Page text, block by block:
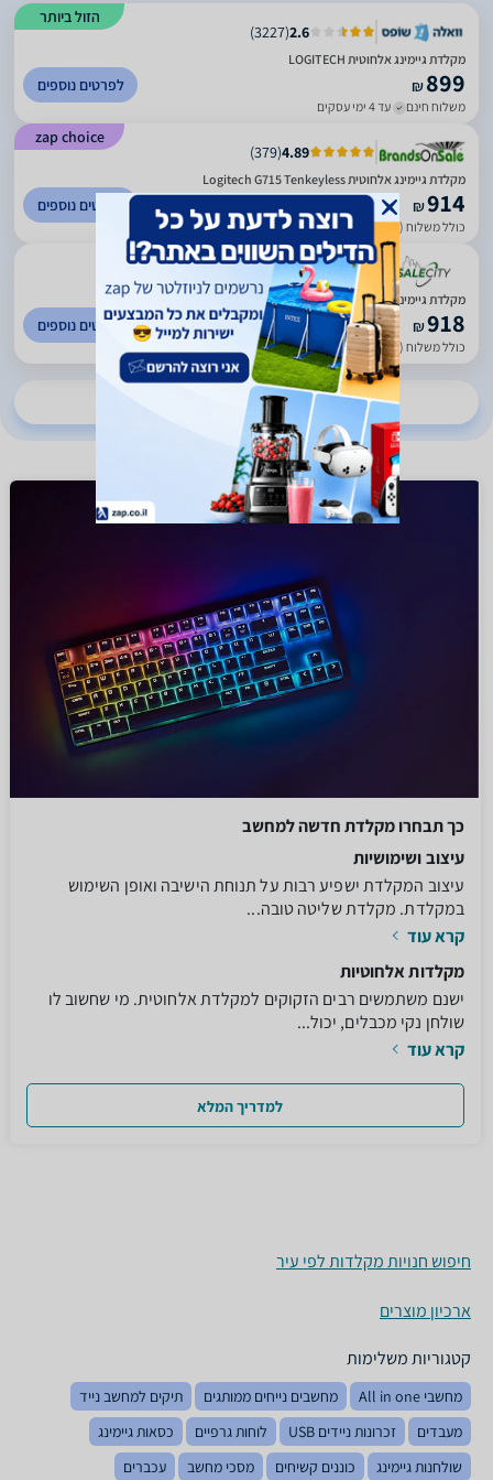
הזול ביותר
2.6
(
3227
)
מקלדת גיימינג אלחוטית LOGITECH
₪899
משלוח חינם עד 4 ימי עסקים
לפרטים נוספים
zap choice
4.89
(
379
)
מקלדת גיימינג אלחוטית Logitech G715 Tenkeyless
₪914
כולל משלוח (25 ₪) עד 5 ימי עסקים
לפרטים נוספים
4
(
17
)
מקלדת גיימינג אלחוטית Logitech G715 Tenkeyless
₪918
כולל משלוח (29 ₪) עד 5 ימי עסקים
לפרטים נוספים
להשוואת מחירים ב-9 חנויות נוספות
כך תבחרו מקלדת חדשה למחשב
עיצוב ושימושיות
עיצוב המקלדת ישפיע רבות על תנוחת הישיבה ואופן השימוש
במקלדת. מקלדת שליטה טובה...
קרא עוד
מקלדות אלחוטיות
ישנם משתמשים רבים הזקוקים למקלדת אלחוטית. מי שחשוב לו
שולחן נקי מכבלים, יכול...
קרא עוד
למדריך המלא
חיפוש חנויות מקלדות לפי עיר
ארכיון מוצרים
קטגוריות משלימות
מחשבי All in one מחשבים נייחים ממותגים
תיקים למחשב נייד
מעבדים
זכרונות ניידים USB לוחות גרפיים
כסאות גיימינג
שולחנות גיימינג
כוננים קשיחים מסכי מחשב
עכברים